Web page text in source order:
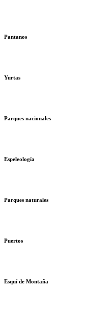
Pantanos
Yurtas
Parques nacionales
Espeleología
Parques naturales
Puertos
Esquí de Montaña